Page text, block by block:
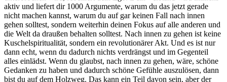
aktiv und liefert dir 1000 Argumente, warum du das jetzt gerade
nicht machen kannst, warum du auf gar keinen Fall nach innen
gehen solltest, sondern weiterhin deinen Fokus auf alle anderen und
die Welt da draußen behalten solltest. Nach innen zu gehen ist keine
Kuschelspiritualität, sondern ein revolutionärer Akt. Und es ist nur
dann echt, wenn du dadurch nichts verdrängst und im Gegenteil
alles einlädst. Wenn du glaubst, nach innen zu gehen, wäre, schöne
Gedanken zu haben und dadurch schöne Gefühle auszulösen, dann
bist du auf dem Holzweg. Das kann ein Teil davon sein, aber der